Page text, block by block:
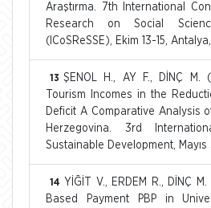
Araştırma. 7th International
Research on Social
(ICoSReSSE), Ekim 13-15,
13 ŞENOL H., AY F., DİNÇ
Tourism Incomes in the
Deficit A Comparative Analysis
Herzegovina. 3rd
Sustainable Development, Mayıs
14 YİĞİT V., ERDEM R., DİNÇ
Based Payment PBP in